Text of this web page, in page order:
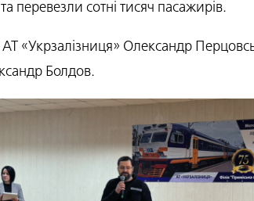
перевезли сотні тисяч пасажирів.
АТ «Укрзалізниця» Олександр
Болдов.